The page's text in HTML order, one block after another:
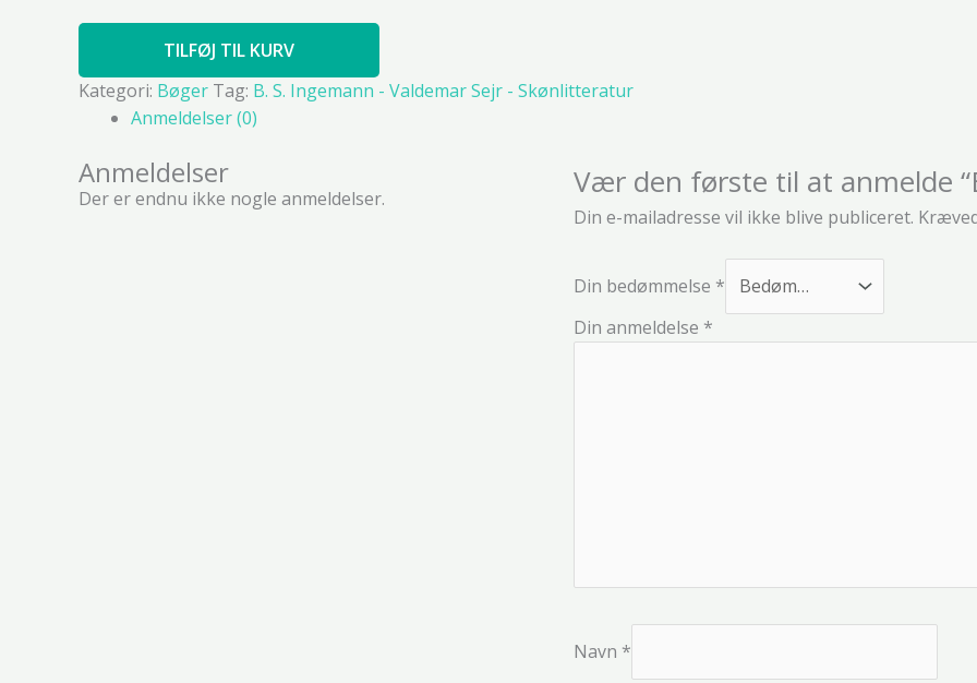
TILFØJ TIL KURV
Kategori: Bøger Tag: B. S. Ingemann - Valdemar Sejr - Skønlitteratur
Anmeldelser (0)
Anmeldelser
Der er endnu ikke nogle anmeldelser. Vær den første til at anmelde
Din e-mailadresse vil ikke blive publiceret.
Din bedømmelse *
Din anmeldelse *
Navn *